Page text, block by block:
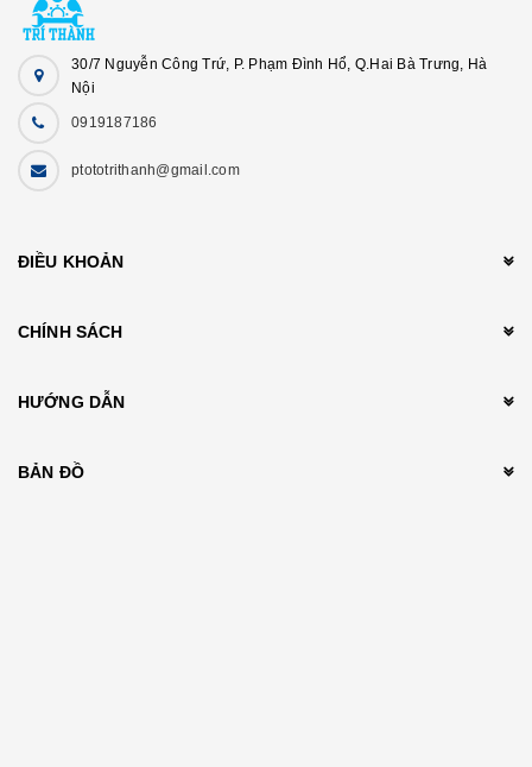
30/7 Nguyễn Công Trứ, P. Phạm Đình Hổ, Q.Hai Bà Trưng, Hà
Nội
0919187186
ptototrithanh@gmail.com
ĐIỀU KHOẢN
CHÍNH SÁCH
HƯỚNG DẪN
BẢN ĐỒ